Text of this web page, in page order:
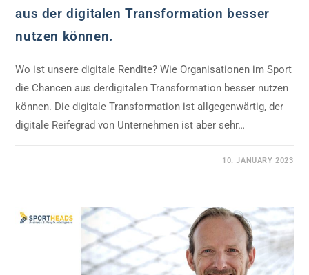
aus der digitalen Transformation besser
nutzen können.
Wo ist unsere digitale Rendite? Wie Organisationen im Sport
die Chancen aus derdigitalen Transformation besser nutzen
können. Die digitale Transformation ist allgegenwärtig, der
digitale Reifegrad von Unternehmen ist aber sehr…
10. JANUARY 2023